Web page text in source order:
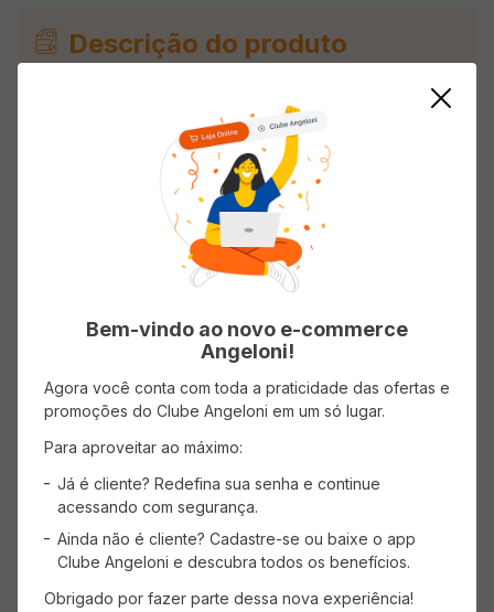
Descrição do produto
Avaliações
Faça login para escrever uma avaliação.
Mais recentes Todos
Carregando avaliações…
CADASTRE-SE
Bem-vindo ao novo e-commerce
Angeloni!
Agora você conta com toda a praticidade das ofertas e
promoções do Clube Angeloni em um só lugar.
Para aproveitar ao máximo:
Já é cliente? Redefina sua senha e continue
acessando com segurança.
Ainda não é cliente? Cadastre-se ou baixe o app
Clube Angeloni e descubra todos os benefícios.
Obrigado por fazer parte dessa nova experiência!